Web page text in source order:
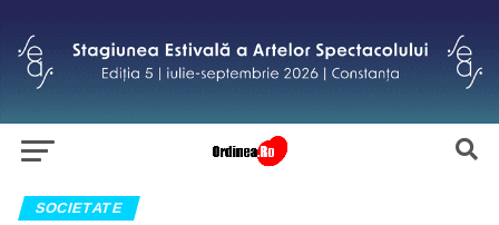
SOCIETATE